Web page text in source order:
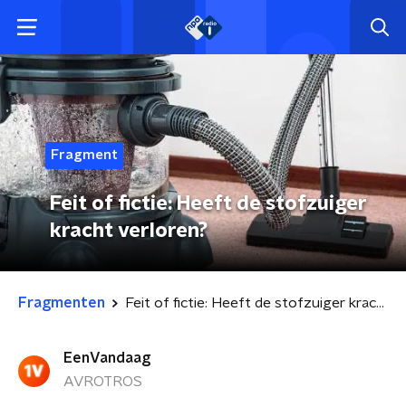
Fragment
Feit of fictie: Heeft de stofzuiger
kracht verloren?
Fragmenten Feit of fictie: Heeft de stofzuiger kracht verloren?
EenVandaag
AVROTROS